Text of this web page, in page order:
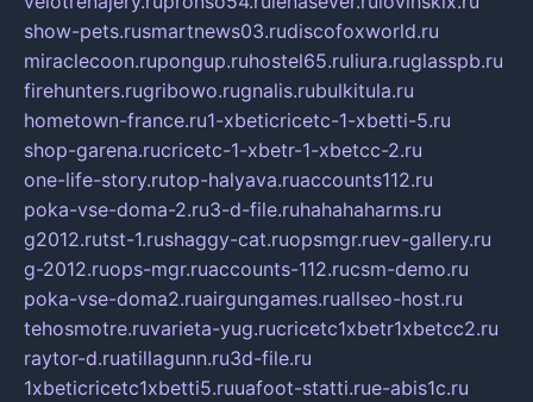
show-pets.rusmartnews03.rudiscofoxworld.ru
miraclecoon.rupongup.ruhostel65.ruliura.ruglasspb.ru
firehunters.rugribowo.rugnalis.rubulkitula.ru
hometown-france.ru1-xbeticricetc-1-xbetti-5.ru
shop-garena.rucricetc-1-xbetr-1-xbetcc-2.ru
one-life-story.rutop-halyava.ruaccounts112.ru
poka-vse-doma-2.ru3-d-file.ruhahahaharms.ru
g2012.rutst-1.rushaggy-cat.ruopsmgr.ruev-gallery.ru
g-2012.ruops-mgr.ruaccounts-112.rucsm-demo.ru
poka-vse-doma2.ruairgungames.ruallseo-host.ru
tehosmotre.ruvarieta-yug.rucricetc1xbetr1xbetcc2.ru
raytor-d.ruatillagunn.ru3d-file.ru
1xbeticricetc1xbetti5.ruuafoot-statti.rue-abis1c.ru